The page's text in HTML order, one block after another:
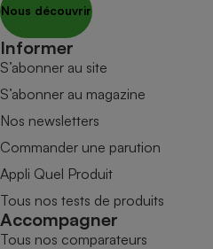
Nous découvrir
Informer
S’abonner au site
S’abonner au magazine
Nos newsletters
Commander une parution
Appli Quel Produit
Tous nos tests de produits
Accompagner
Tous nos comparateurs